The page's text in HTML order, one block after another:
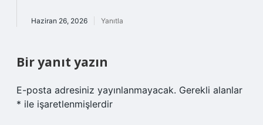
Haziran 26, 2026 Yanıtla
Bir yanıt yazın
E-posta adresiniz yayınlanmayacak. Gerekli alanlar
* ile işaretlenmişlerdir